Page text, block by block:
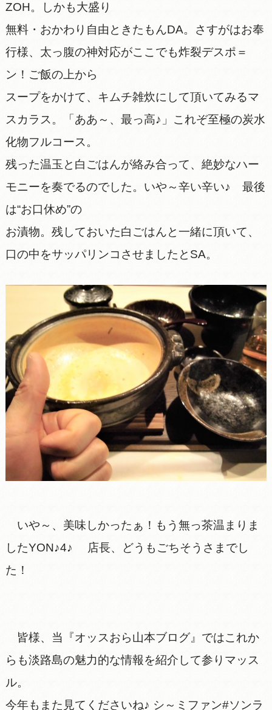
ZOH。しかも大盛り
無料・おかわり自由ときたもんDA。さすがはお奉
行様、太っ腹の神対応がここでも炸裂デスポ＝
ン！ご飯の上から
スープをかけて、キムチ雑炊にして頂いてみるマ
スカラス。「ああ～、最っ高♪」これぞ至極の炭水
化物フルコース。
残った温玉と白ごはんが絡み合って、絶妙なハー
モニーを奏でるのでした。いや～辛い辛い♪ 最後
は“お口休め”の
お漬物。残しておいた白ごはんと一緒に頂いて、
口の中をサッパリンコさせましたとSA。
いや～、美味しかったぁ！もう無っ茶温まりま
したYON♪4♪ 店長、どうもごちそうさまでし
た！
皆様、当『オッスおら山本ブログ』ではこれか
らも淡路島の魅力的な情報を紹介して参りマッス
ル。
今年もまた見てくださいね♪ シ～ミファン#ソンラ